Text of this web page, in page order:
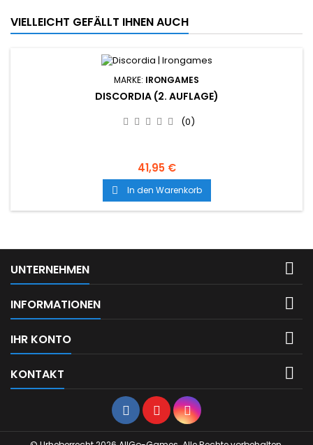
VIELLEICHT GEFÄLLT IHNEN AUCH
MARKE: IRONGAMES
DISCORDIA (2. AUFLAGE)
(0)
41,95 €
 In den Warenkorb
UNTERNEHMEN 
INFORMATIONEN 
IHR KONTO 
KONTAKT 
Facebook
YouTubeInstagram